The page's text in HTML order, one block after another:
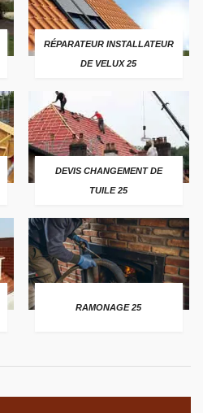
RÉPARATEUR INSTALLATEUR
DE VELUX 25
DEVIS CHANGEMENT DE
TUILE 25
RAMONAGE 25